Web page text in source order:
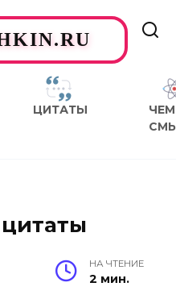
ЦИТАТЫ
ЧЕМ
НА ЧТЕНИЕ
2 мин.